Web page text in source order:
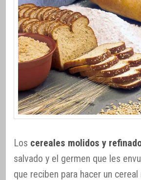
Los cereales molidos y
salvado y el germen que les
que reciben para hacer un